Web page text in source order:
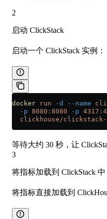
2
启动 ClickStack
启动一个 ClickStack 实例：
docker run -d --name
  -p
8080:8080 -p
clickhouse/
等待大约 30 秒，让
3
将指标加载到 ClickStack 中
将指标直接加载到